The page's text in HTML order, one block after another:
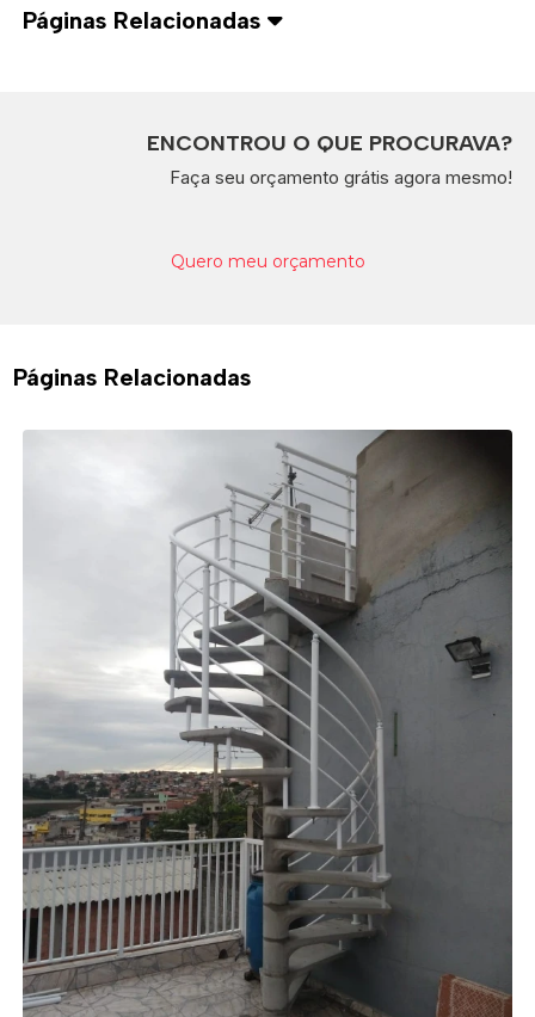
Páginas Relacionadas
ENCONTROU O QUE PROCURAVA?
Faça seu orçamento grátis agora mesmo!
Quero meu orçamento
Páginas Relacionadas